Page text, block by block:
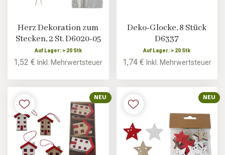
Herz Dekoration zum
Stecken, 2 St. D6020-05
Auf Lager: > 20 Stk
1,52 €Inkl. Mehrwertsteuer
Deko-Glocke, 8 Stück
D6337
Auf Lager: > 20 Stk
1,74 € Inkl. Mehrwertsteuer
NEU NEU